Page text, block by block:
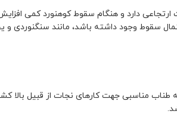
دارد و هنگام سقوط کوهنورد کمی
سقوط وجود داشته باشد، مانند سنگنوردی و
مناسبی جهت کارهای نجات از قبیل بالا